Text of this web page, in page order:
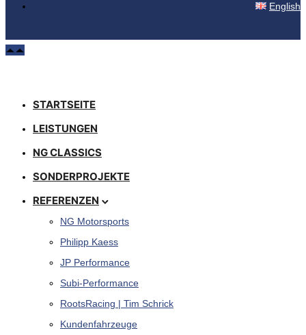
English
STARTSEITE
LEISTUNGEN
NG CLASSICS
SONDERPROJEKTE
REFERENZEN
NG Motorsports
Philipp Kaess
JP Performance
Subi-Performance
RootsRacing | Tim Schrick
Kundenfahrzeuge